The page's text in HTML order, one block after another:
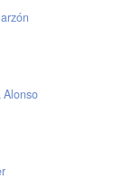
Alonso